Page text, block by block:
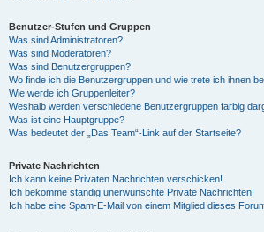
Benutzer-Stufen und Gruppen
Was sind Administratoren?
Was sind Moderatoren?
Was sind Benutzergruppen?
Wo finde ich die Benutzergruppen und wie trete ich ihnen
Wie werde ich Gruppenleiter?
Weshalb werden verschiedene Benutzergruppen farbig
Was ist eine Hauptgruppe?
Was bedeutet der „Das Team“-Link auf der Startseite?
Private Nachrichten
Ich kann keine Privaten Nachrichten verschicken!
Ich bekomme ständig unerwünschte Private Nachrichten!
Ich habe eine Spam-E-Mail von einem Mitglied dieses